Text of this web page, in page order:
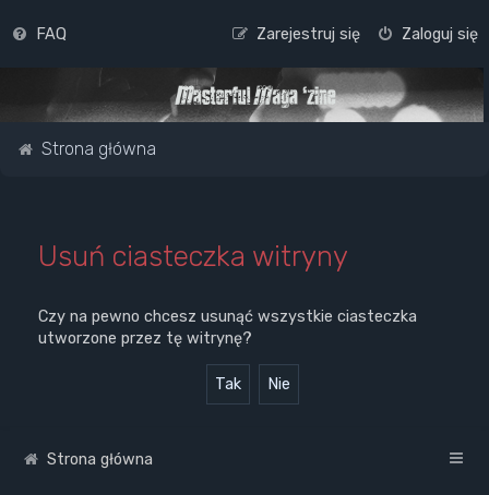
FAQ Zaloguj się
Zarejestruj się
Strona główna
Usuń ciasteczka witryny
Czy na pewno chcesz usunąć wszystkie ciasteczka
utworzone przez tę witrynę?
Strona główna